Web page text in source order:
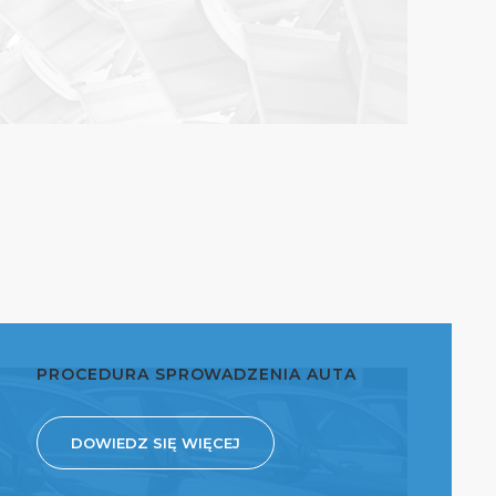
PROCEDURA SPROWADZENIA AUTA
DOWIEDZ SIĘ WIĘCEJ